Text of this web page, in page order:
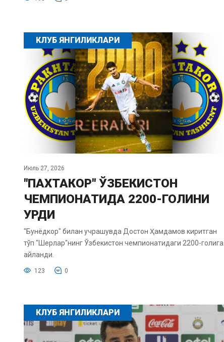
КЛУБ ЯНГИЛИКЛАРИ
Июль 27, 2026
"ПАХТАКОР" ЎЗБЕКИСТОН
ЧЕМПИОНАТИДА 2200-ГОЛИНИ
УРДИ
"Бунёдкор" билан учрашувда Достон Ҳамдамов киритган
тўп "Шерлар"нинг Ўзбекистон чемпионатидаги 2200-голига
айланди.
123 0
КЛУБ ЯНГИЛИКЛАРИ